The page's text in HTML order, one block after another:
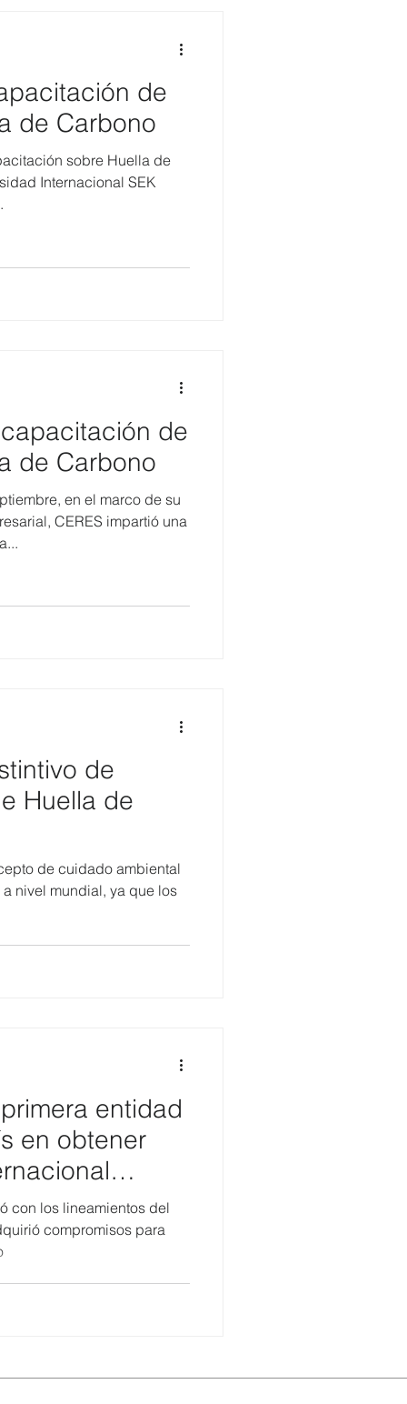
de
de Carbono
sobre Huella de
Internacional SEK
de
de Carbono
en el marco de su
CERES impartió una
de
Huella de
de cuidado ambiental
ya que los
entidad
en obtener
con los lineamientos del
compromisos para